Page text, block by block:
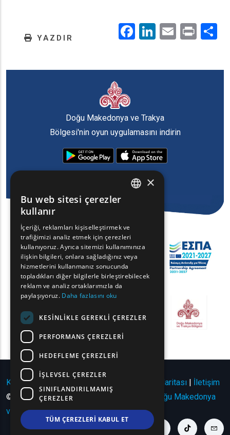
YAZDIR Facebook
LinkedIn
EmailPrint
Doğu Makedonya ve Trakya
Bölgesi'nin oyun uygulamasını indirin
Kullanım Koşulları | Gizlilik Politikası Site Haritası | İletişim
© Telif Hakkı 2024 - Tüm Hakları Saklıdır
Doğu Makedonya
ve Trakya Bölgesi.
youtube linkfacebook linktwitter linklinkedin linkinstagram link
tiktok link
FRENCH
BULGARIAN
GERMAN
×
Bu web sitesi çerezler
kullanır
İçeriği, reklamları kişiselleştirmek ve
trafiğimizi analiz etmek için çerezleri
kullanıyoruz. Ayrıca sitemizi kullanımınıza
ilişkin bilgileri, onlara sağladığınız veya
hizmetlerini kullanmanız sonucunda
topladıkları diğer bilgilerle birleştirebilecek
reklam ve analiz ortaklarımızla da
paylaşıyoruz. Daha fazlasını oku
KESINLIKLE GEREKLI ÇEREZLER
PERFORMANS ÇEREZLERI
HEDEFLEME ÇEREZLERI
İŞLEVSEL ÇEREZLER
SINIFLANDIRILMAMIŞ
ÇEREZLER
TÜM ÇEREZLERI KABUL ET